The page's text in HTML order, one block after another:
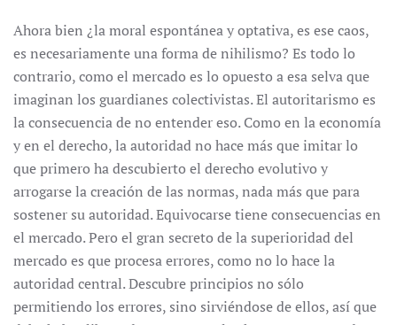
Ahora bien ¿la moral espontánea y optativa, es ese caos,
es necesariamente una forma de nihilismo? Es todo lo
contrario, como el mercado es lo opuesto a esa selva que
imaginan los guardianes colectivistas. El autoritarismo es
la consecuencia de no entender eso. Como en la economía
y en el derecho, la autoridad no hace más que imitar lo
que primero ha descubierto el derecho evolutivo y
arrogarse la creación de las normas, nada más que para
sostener su autoridad. Equivocarse tiene consecuencias en
el mercado. Pero el gran secreto de la superioridad del
mercado es que procesa errores, como no lo hace la
autoridad central. Descubre principios no sólo
permitiendo los errores, sino sirviéndose de ellos, así que